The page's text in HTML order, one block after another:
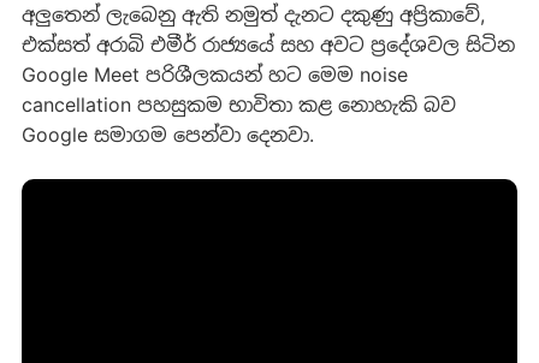
අලුතෙන් ලැබෙනු ඇති නමුත් දැනට දකුණු අප්‍රිකාවේ,
එක්සත් අරාබි එමීර් රාජ්‍යයේ සහ අවට ප්‍රදේශවල සිටින
Google Meet පරිශීලකයන් හට මෙම noise
cancellation පහසුකම භාවිතා කළ නොහැකි බව
Google සමාගම පෙන්වා දෙනවා.